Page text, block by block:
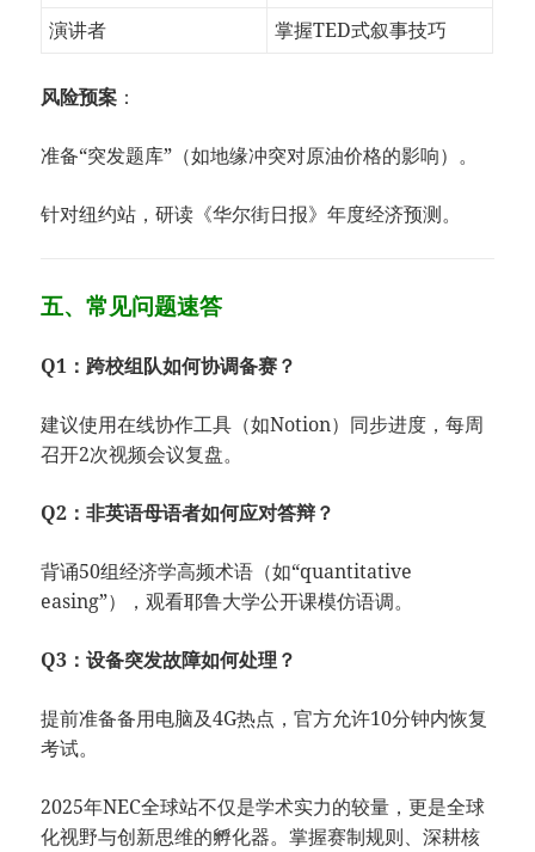
演讲者
掌握TED式叙事技巧
​风险预案​ ​：
准备“突发题库”（如地缘冲突对原油价格的影响）。
针对纽约站，研读《华尔街日报》年度经济预测。
五、常见问题速答
​Q1：跨校组队如何协调备赛？​
建议使用在线协作工具（如Notion）同步进度，每周
召开2次视频会议复盘。
​Q2：非英语母语者如何应对答辩？​
背诵50组经济学高频术语（如“quantitative
easing”），观看耶鲁大学公开课模仿语调。
​Q3：设备突发故障如何处理？​
提前准备备用电脑及4G热点，官方允许10分钟内恢复
考试。
2025年NEC全球站不仅是学术实力的较量，更是全球
化视野与创新思维的孵化器。掌握赛制规则、深耕核